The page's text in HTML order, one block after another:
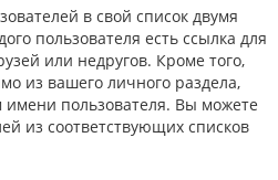
в свой список двумя
пользователя есть ссылка для
или недругов. Кроме того,
из вашего личного раздела,
пользователя. Вы можете
из соответствующих списков